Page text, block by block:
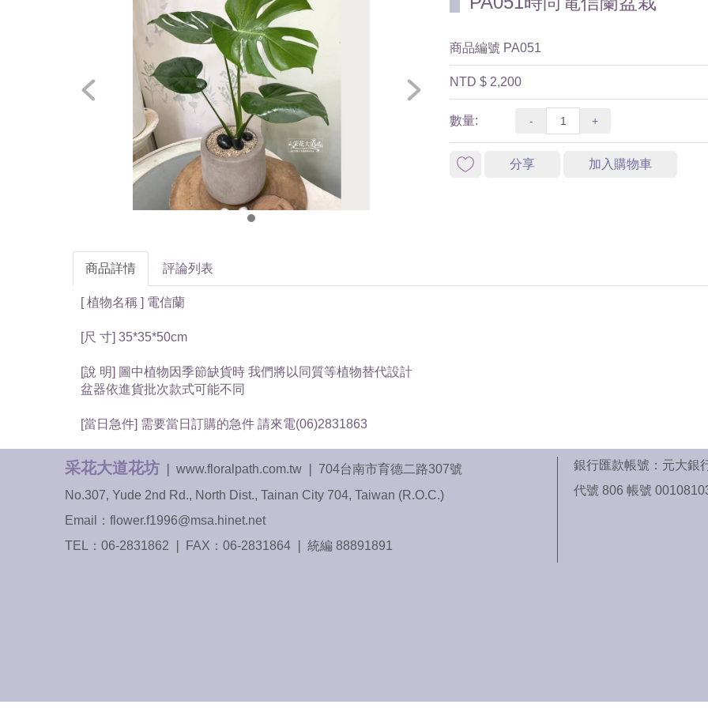
商品編號 PA051
NTD $ 2,200
數量: - +
分享 加入購物車
商品詳情 評論列表
[ 植物名稱 ] 電信蘭
[尺 寸] 35*35*50cm
[說 明] 圖中植物因季節缺貨時 我們將以同質等植物替代設計
盆器依進貨批次款式可能不同
[當日急件] 需要當日訂購的急件 請來電(06)2831863
采花大道花坊 ❘ www.floralpath.com.tw ❘ 704台南市育德二路307號
No.307, Yude 2nd Rd., North Dist., Tainan City 704, Taiwan (R.O.C.)
Email：flower.f1996@msa.hinet.net
TEL： 06-2831862 ❘ FAX：06-2831864 ❘ 統編 88891891
銀行匯款帳號：元大銀
代號 806 帳號